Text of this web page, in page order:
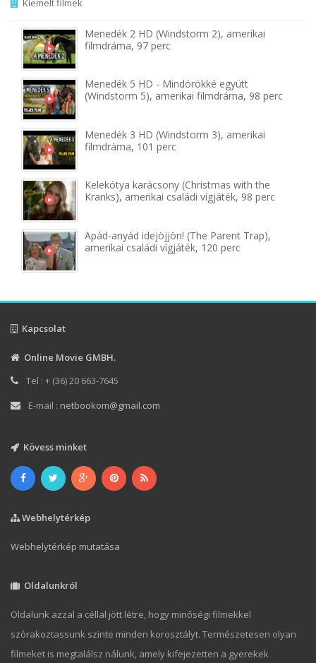
Kiemelt filmek
Menedék 2 HD (Windstorm 2), amerikai
filmdráma, 97 perc
Menedék 5 HD - Mindörökké együtt
(Windstorm 5), amerikai filmdráma, 98 perc
Menedék 3 HD (Windstorm 3), amerikai
filmdráma, 101 perc
Kelekótya karácsony (Christmas with the
Kranks), amerikai családi vígjáték, 98 perc
Apád-anyád idejöjjön! (The Parent Trap),
amerikai családi vígjáték, 120 perc
Kapcsolat
Online Movie GMBH.
Tel : + (36) 20 663-7645
E-mail : netbookom@gmail.com
Kövess minket
Webhelytérkép
Webhelytérkép mutatása
Oldalunkról
Oldalunk azzal a céllal jött létre, hogy minőségi filmekkel
szórakoztassunk szinte minden korosztályt. Természetesen olyan
filmeket is megtalálsz nálunk, amely kifejezetten a gyerekek